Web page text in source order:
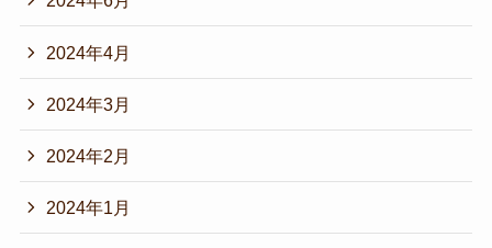
2024年4月
2024年3月
2024年2月
2024年1月